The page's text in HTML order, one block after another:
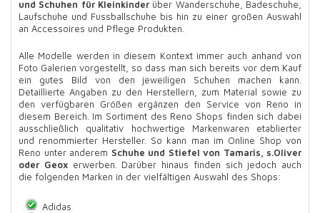
und Schuhen für Kleinkinder über Wanderschuhe, Badeschuhe,
Laufschuhe und Fussballschuhe bis hin zu einer großen Auswahl
an Accessoires und Pflege Produkten.
Alle Modelle werden in diesem Kontext immer auch anhand von
Foto Galerien vorgestellt, so dass man sich bereits vor dem Kauf
ein gutes Bild von den jeweiligen Schuhen machen kann.
Detaillierte Angaben zu den Herstellern, zum Material sowie zu
den verfügbaren Größen ergänzen den Service von Reno in
diesem Bereich. Im Sortiment des Reno Shops finden sich dabei
ausschließlich qualitativ hochwertige Markenwaren etablierter
und renommierter Hersteller. So kann man im Online Shop von
Reno unter anderem Schuhe und Stiefel von Tamaris, s.Oliver
oder Geoxerwerben. Darüber hinaus finden sich jedoch auch
die folgenden Marken in der vielfältigen Auswahl des Shops:
Adidas